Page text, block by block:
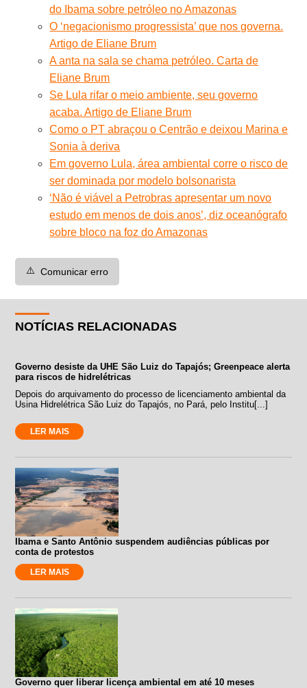
do Ibama sobre petróleo no Amazonas
O ‘negacionismo progressista’ que nos governa.
Artigo de Eliane Brum
A anta na sala se chama petróleo. Carta de
Eliane Brum
Se Lula rifar o meio ambiente, seu governo
acaba. Artigo de Eliane Brum
Como o PT abraçou o Centrão e deixou Marina e
Sonia à deriva
Em governo Lula, área ambiental corre o risco de
ser dominada por modelo bolsonarista
‘Não é viável a Petrobras apresentar um novo
estudo em menos de dois anos’, diz oceanógrafo
sobre bloco na foz do Amazonas
⚠️ Comunicar erro
NOTÍCIAS RELACIONADAS
Governo desiste da UHE São Luiz do Tapajós; Greenpeace alerta
para riscos de hidrelétricas
Depois do arquivamento do processo de licenciamento ambiental da
Usina Hidrelétrica São Luiz do Tapajós, no Pará, pelo Institu[...]
LER MAIS
Ibama e Santo Antônio suspendem audiências públicas por
conta de protestos
LER MAIS
Governo quer liberar licença ambiental em até 10 meses